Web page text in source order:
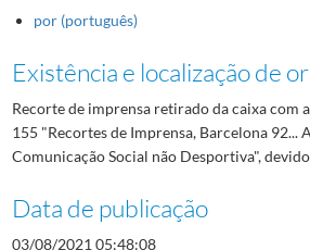
por (português)
Existência e localização de
Recorte de imprensa retirado da caixa com
155 "Recortes de Imprensa, Barcelona 92...
Comunicação Social não Desportiva",
Data de publicação
03/08/2021 05:48:08